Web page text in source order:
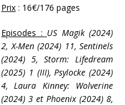
Prix : 16€/176 pages
Episodes : US Magik (2024)
2, X-Men (2024) 11, Sentinels
(2024) 5, Storm: Lifedream
(2025) 1 (III), Psylocke (2024)
4, Laura Kinney: Wolverine
(2024) 3 et Phoenix (2024) 8,